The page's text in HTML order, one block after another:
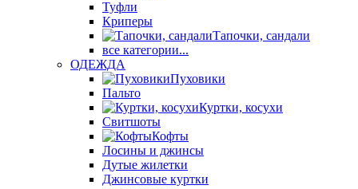
Туфли
Криперы
Тапочки, сандали
все категории...
ОДЕЖДА
Пуховики
Пальто
Куртки, косухи
Свитшоты
Кофты
Лосины и джинсы
Дутые жилетки
Джинсовые куртки